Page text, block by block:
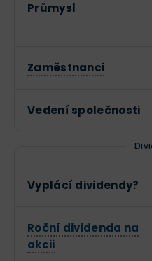
Průmysl
Zaměstnanci
Vedení společnosti
Vyplácí dividendy?
Roční dividenda na
akcii